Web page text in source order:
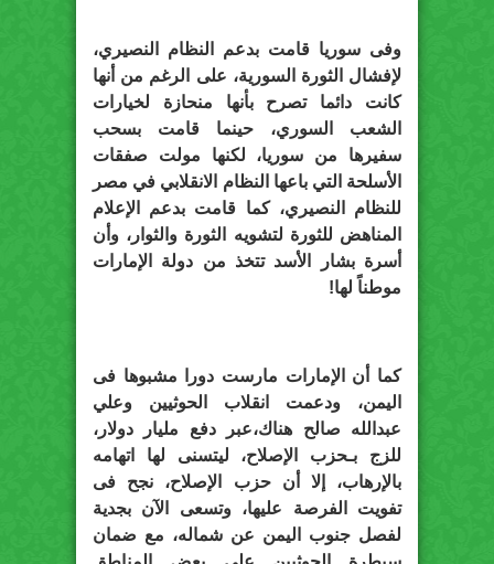
وفى سوريا قامت بدعم النظام النصيري،
لإفشال الثورة السورية، على الرغم من أنها
كانت دائما تصرح بأنها منحازة لخيارات
الشعب السوري، حينما قامت بسحب
سفيرها من سوريا، لكنها مولت صفقات
الأسلحة التي باعها النظام الانقلابي في مصر
للنظام النصيري، كما قامت بدعم الإعلام
المناهض للثورة لتشويه الثورة والثوار، وأن
أسرة بشار الأسد تتخذ من دولة الإمارات
موطناً لها!
كما أن الإمارات مارست دورا مشبوها فى
اليمن، ودعمت انقلاب الحوثيين وعلي
عبدالله صالح هناك،عبر دفع مليار دولار،
للزج بـحزب الإصلاح، ليتسنى لها اتهامه
بالإرهاب، إلا أن حزب الإصلاح، نجح فى
تفويت الفرصة عليها، وتسعى الآن بجدية
لفصل جنوب اليمن عن شماله، مع ضمان